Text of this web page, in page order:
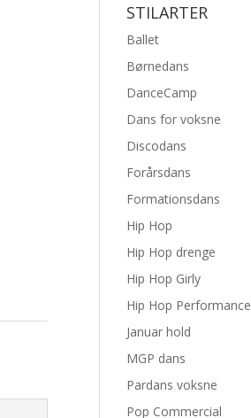
STILARTER
Ballet
Børnedans
DanceCamp
Dans for voksne
Discodans
Forårsdans
Formationsdans
Hip Hop
Hip Hop drenge
Hip Hop Girly
Hip Hop Performance
Januar hold
MGP dans
Pardans voksne
Pop Commercial